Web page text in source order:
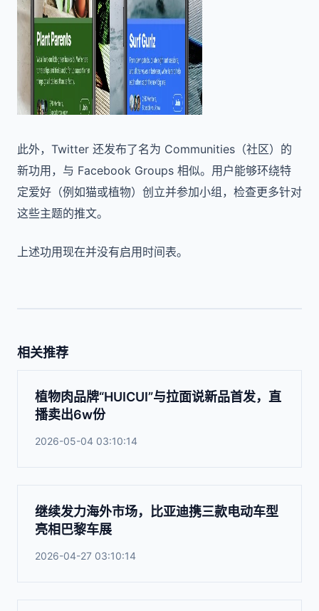
此外，Twitter 还发布了名为 Communities（社区）的
新功用，与 Facebook Groups 相似。用户能够环绕特
定爱好（例如猫或植物）创立并参加小组，检查更多针对
这些主题的推文。
上述功用现在并没有启用时间表。
相关推荐
植物肉品牌“HUICUI”与拉面说新品首发，直
播卖出6w份
2026-05-04 03:10:14
继续发力海外市场，比亚迪携三款电动车型
亮相巴黎车展
2026-04-27 03:10:14